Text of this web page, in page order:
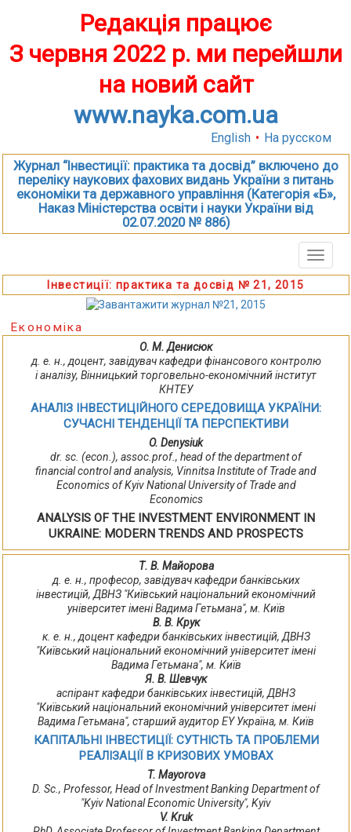
Редакція працює
З червня 2022 р. ми перейшли
на новий сайт
www.nayka.com.ua
English • На русском
Журнал “Інвестиції: практика та досвід” включено до
переліку наукових фахових видань України з питань
економіки та державного управління (Категорія «Б»,
Наказ Міністерства освіти і науки України від
02.07.2020 № 886)
Toggle
Інвестиції: практика та досвід № 21, 2015
Економіка
О. М. Денисюк
д. е. н., доцент, завідувач кафедри фінансового контролю
і аналізу, Вінницький торговельно-економічний інститут
КНТЕУ
АНАЛІЗ ІНВЕСТИЦІЙНОГО СЕРЕДОВИЩА УКРАЇНИ:
СУЧАСНІ ТЕНДЕНЦІЇ ТА ПЕРСПЕКТИВИ
O. Denysiuk
dr. sc. (econ.), assoc.prof., head of the department of
financial control and analysis, Vinnitsa Institute of Trade and
Economics of Kyiv National University of Trade and
Economics
ANALYSIS OF THE INVESTMENT ENVIRONMENT IN
UKRAINE: MODERN TRENDS AND PROSPECTS
Т. В. Майорова
д. е. н., професор, завідувач кафедри банківських
інвестицій, ДВНЗ "Київський національний економічний
університет імені Вадима Гетьмана", м. Київ
В. В. Крук
к. е. н., доцент кафедри банківських інвестицій, ДВНЗ
"Київський національний економічний університет імені
Вадима Гетьмана", м. Київ
Я. В. Шевчук
аспірант кафедри банківських інвестицій, ДВНЗ
"Київський національний економічний університет імені
Вадима Гетьмана", старший аудитор EY Україна, м. Київ
КАПІТАЛЬНІ ІНВЕСТИЦІЇ: СУТНІСТЬ ТА ПРОБЛЕМИ
РЕАЛІЗАЦІЇ В КРИЗОВИХ УМОВАХ
T. Mayorova
D. Sc., Professor, Head of Investment Banking Department of
"Kyiv National Economic University", Kyiv
V. Kruk